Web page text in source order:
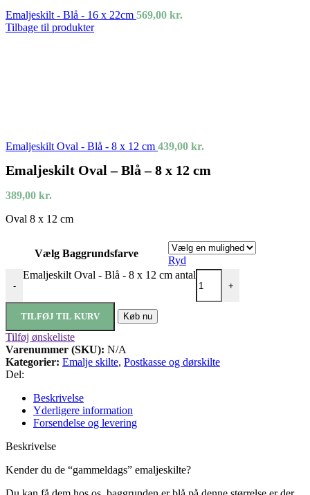
Emaljeskilt - Blå - 16 x 22cm 569,00 kr.
Tilbage til produkter
Emaljeskilt Oval - Blå - 8 x 12 cm 439,00 kr.
Emaljeskilt Oval – Blå – 8 x 12 cm
389,00 kr.
Oval 8 x 12 cm
Vælg Baggrundsfarve
Ryd
-
Emaljeskilt Oval - Blå - 8 x 12 cm antal
+
TILFØJ TIL KURV Køb nu
Tilføj ønskeliste
Varenummer (SKU): N/A
Kategorier: Emalje skilte, Postkasse og dørskilte
Del:
Beskrivelse
Yderligere information
Forsendelse og levering
Beskrivelse
Kender du de “gammeldags” emaljeskilte?